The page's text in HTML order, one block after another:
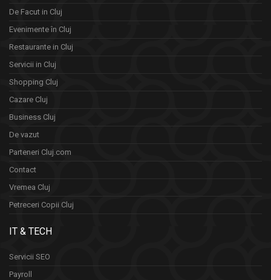
De Facut in Cluj
Evenimente în Cluj
Restaurante in Cluj
Servicii in Cluj
Shopping Cluj
Cazare Cluj
Business Cluj
De vazut
Parteneri Cluj.com
Contact
Vremea Cluj
Petreceri Copii Cluj
IT & TECH
Servicii SEO
Payroll